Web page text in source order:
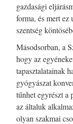
gazdasági
forma, és mert ez
szentség
Másodsorban, a
hogy az
tapasztalatainak
gyógyászat
tűnhet egyrészt a
az általuk
olyan szakmai